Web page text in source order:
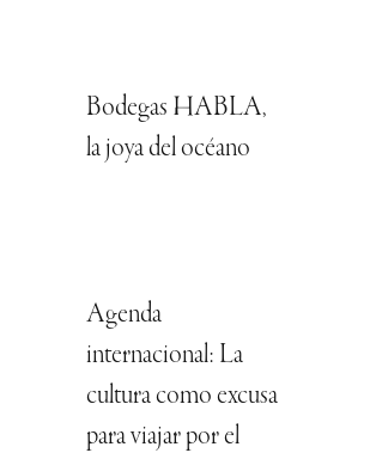
Bodegas HABLA,
la joya del océano
Agenda
internacional: La
cultura como excusa
para viajar por el